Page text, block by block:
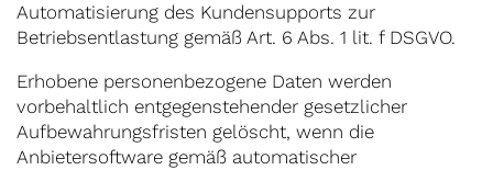
Automatisierung des Kundensupports zur
Betriebsentlastung gemäß Art. 6 Abs. 1 lit. f DSGVO.
Erhobene personenbezogene Daten werden
vorbehaltlich entgegenstehender gesetzlicher
Aufbewahrungsfristen gelöscht, wenn die
Anbietersoftware gemäß automatischer